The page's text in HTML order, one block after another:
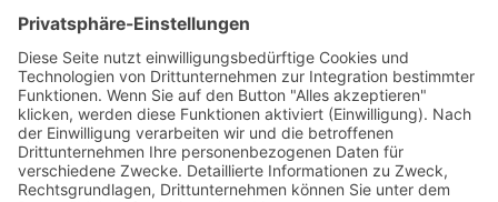
Das ist nah!
Branchenbuch
Kontakt & Hilfe
Für Unternehmen